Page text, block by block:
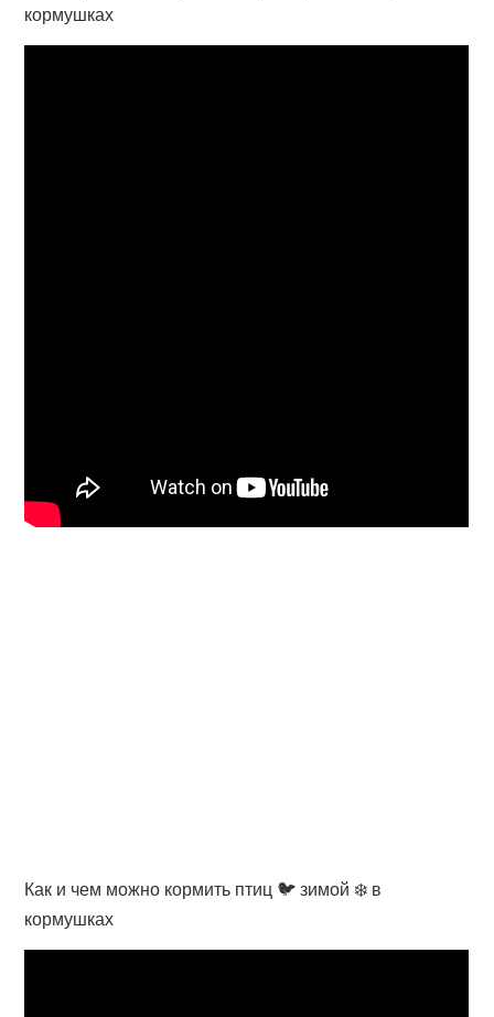
кормушках
Как и чем можно кормить птиц 🐦 зимой ❄️ в
кормушках